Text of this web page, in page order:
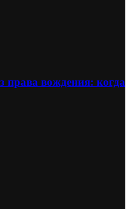
права вождения: когда